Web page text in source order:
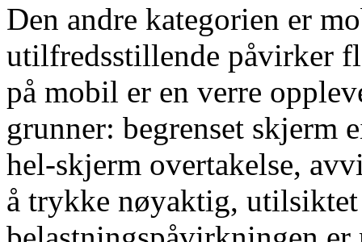
Den andre kategorien er
utilfredsstillende påvirker
på mobil er en verre
grunner: begrenset skjerm
hel-skjerm overtakelse,
å trykke nøyaktig,